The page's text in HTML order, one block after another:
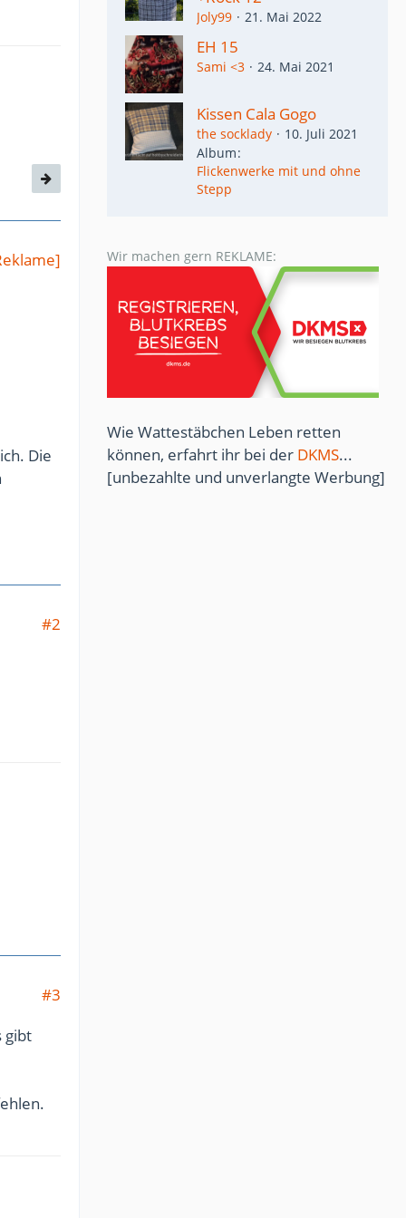
Die
#2
#3
gibt
Joly99 21. Mai 2022
EH 15
Sami <3 24. Mai 2021
Kissen Cala Gogo
the socklady
10. Juli 2021
Album
Flickenwerke mit und ohne
Stepp
Wir machen gern REKLAME:
Wie Wattestäbchen Leben retten
können, erfahrt ihr bei der DKMS...
[unbezahlte und unverlangte Werbung]